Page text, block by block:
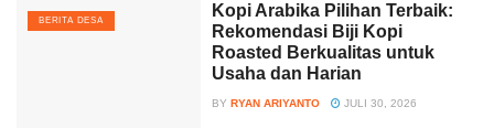
BERITA DESA
Kopi Arabika Pilihan Terbaik:
Rekomendasi Biji Kopi
Roasted Berkualitas untuk
Usaha dan Harian
BY RYAN ARIYANTO JULI 30, 2026